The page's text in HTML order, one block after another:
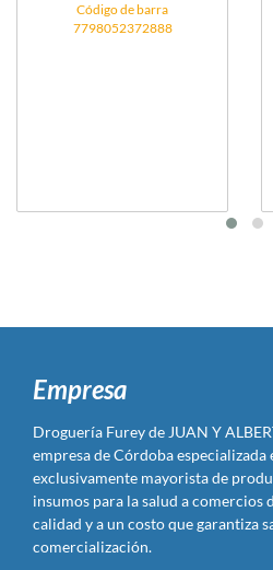
Código de barra
7798052372888
Empresa
Droguería Furey de JUAN Y
empresa de Córdoba
exclusivamente mayorista de
insumos para la salud a comercios
calidad y a un costo que garantiza
comercialización.